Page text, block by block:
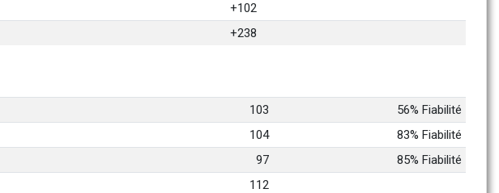
+102
+238
103
56% Fiabilité
104
83% Fiabilité
97
85% Fiabilité
112